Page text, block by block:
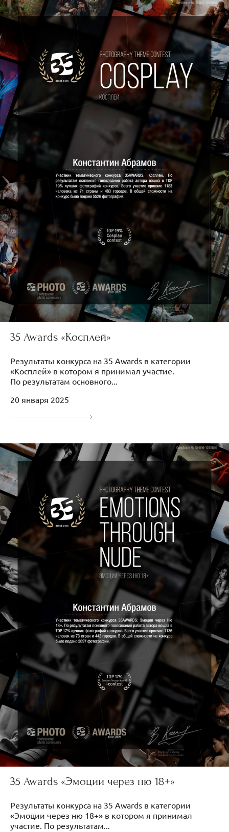
35 Awards «Косплей»
Результаты конкурса на 35 Awards в категории
«Косплей» в котором я принимал участие.
По результатам основного...
20 января 2025
35 Awards «Эмоции через ню 18+»
Результаты конкурса на 35 Awards в категории
«Эмоции через ню 18+» в котором я принимал
участие. По результатам...